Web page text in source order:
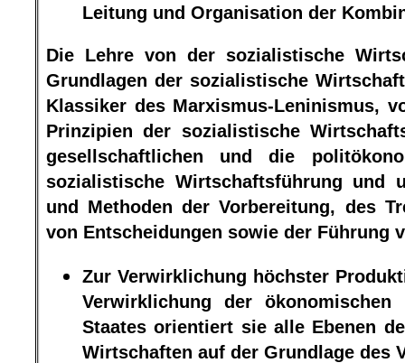
Leitung und Organisation der
Die Lehre von der sozialistische
Grundlagen der sozialistische
Klassiker des Marxismus-Leninismus,
Prinzipien der sozialistische
gesellschaftlichen und die
sozialistische Wirtschaftsführung und
und Methoden der Vorbereitung, des
von Entscheidungen sowie der Führung
Zur Verwirklichung höchster
Verwirklichung der
Staates orientiert sie alle Ebenen
Wirtschaften auf der Grundlage des